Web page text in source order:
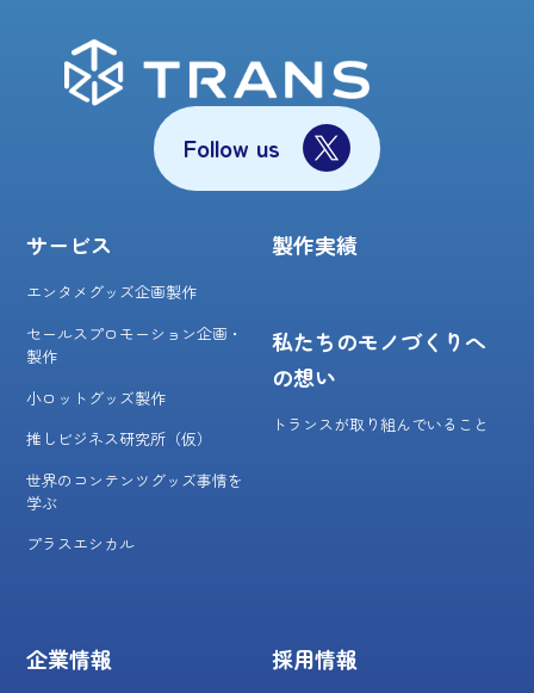
Follow us
サービス
エンタメグッズ企画製作
セールスプロモーション企画・
製作
小ロットグッズ製作
推しビジネス研究所（仮）
世界のコンテンツグッズ事情を
学ぶ
プラスエシカル
製作実績
私たちのモノづくりへ
の想い
トランスが取り組んでいること
企業情報 採用情報